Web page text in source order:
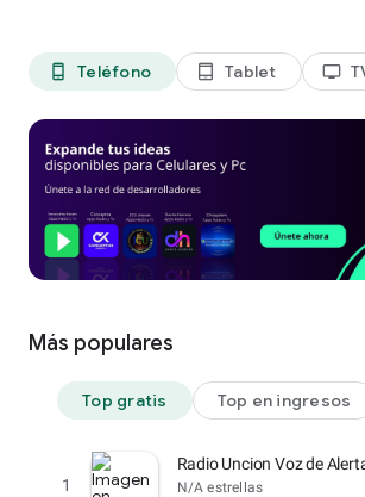
phone_android Teléfono tablet_android Tablet tv
Más populares
Top gratis Top en ingresos
1
Radio Uncion Voz de
N/A estrellas